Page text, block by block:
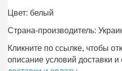
Цвет: белый
Страна-производитель:
Кликните по ссылке, чтобы
описание условий доставки